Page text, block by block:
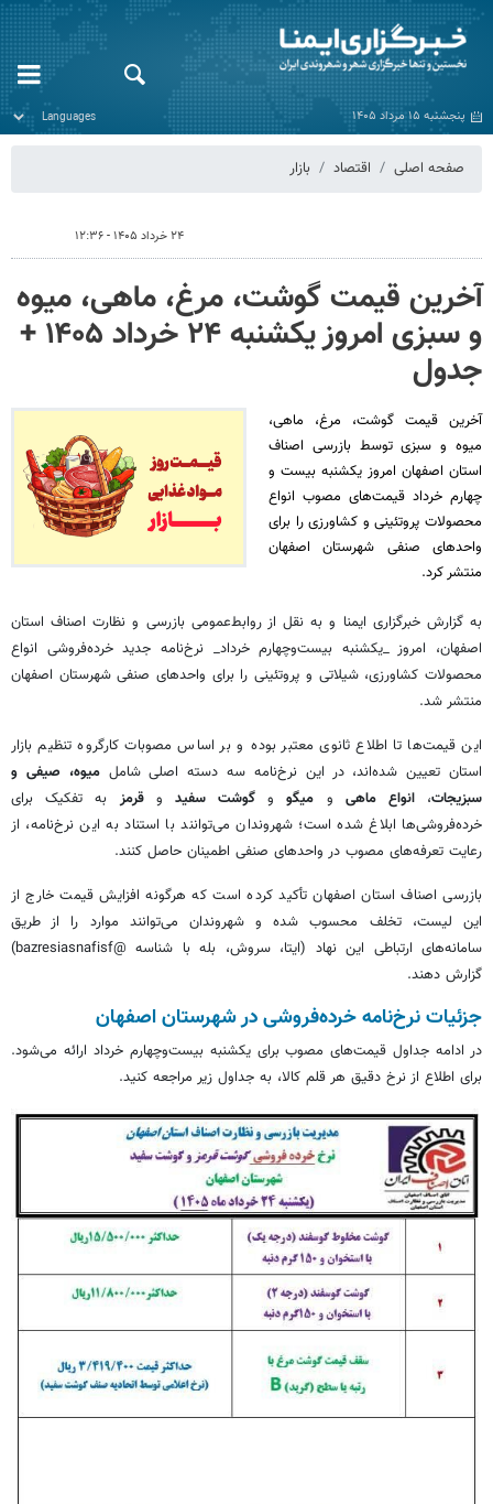
پنجشنبه ۱۵ مرداد ۱۴۰۵
صفحه اصلی اقتصاد بازار
۲۴ خرداد ۱۴۰۵ - ۱۲:۳۶
آخرین قیمت گوشت، مرغ، ماهی، میوه
و سبزی امروز یکشنبه ۲۴ خرداد ۱۴۰۵ +
جدول
آخرین قیمت گوشت، مرغ، ماهی،
میوه و سبزی توسط بازرسی اصناف
استان اصفهان امروز یکشنبه بیست و
چهارم خرداد قیمت‌های مصوب انواع
محصولات پروتئینی و کشاورزی را برای
واحدهای صنفی شهرستان اصفهان
منتشر کرد.
به‌ گزارش خبرگزاری ایمنا و به نقل از روابط‌عمومی بازرسی و نظارت اصناف استان
اصفهان، امروز _یکشنبه بیست‌وچهارم خرداد_ نرخ‌نامه جدید خرده‌فروشی انواع
محصولات کشاورزی، شیلاتی و پروتئینی را برای واحدهای صنفی شهرستان اصفهان
منتشر شد.
این قیمت‌ها تا اطلاع ثانوی معتبر بوده و بر اساس مصوبات کارگروه تنظیم بازار
استان تعیین شده‌اند، در این نرخ‌نامه سه دسته اصلی شاملمیوه، صیفی و
سبزیجات،انواع ماهی و میگوو گوشت سفید و قرمزبه تفکیک برای
خرده‌فروشی‌ها ابلاغ شده است؛ شهروندان می‌توانند با استناد به این نرخ‌نامه، از
رعایت تعرفه‌های مصوب در واحدهای صنفی اطمینان حاصل کنند.
بازرسی اصناف استان اصفهان تأکید کرده است که هرگونه افزایش قیمت خارج از
این لیست، تخلف محسوب شده و شهروندان می‌توانند موارد را از طریق
سامانه‌های ارتباطی این نهاد (ایتا، سروش، بله با شناسه @bazresiasnafisf)
گزارش دهند.
جزئیات نرخ‌نامه خرده‌فروشی در شهرستان اصفهان
در ادامه جداول قیمت‌های مصوب برای یکشنبه بیست‌وچهارم خرداد ارائه می‌شود.
برای اطلاع از نرخ دقیق هر قلم کالا، به جداول زیر مراجعه کنید.